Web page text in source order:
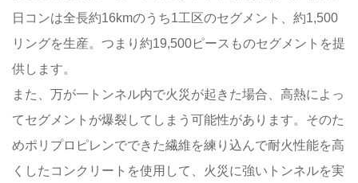
日コンは全長約16kmのうち1工区のセグメント、約1,500
リングを生産。つまり約19,500ピースものセグメントを提
供します。
また、万が一トンネル内で火災が起きた場合、高熱によっ
てセグメントが爆裂してしまう可能性があります。そのた
めポリプロピレンでできた繊維を練り込んで耐火性能を高
くしたコンクリートを使用して、火災に強いトンネルを実